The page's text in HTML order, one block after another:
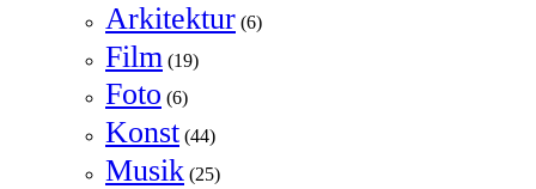
Arkitektur (6)
Film (19)
Foto (6)
Konst (44)
Musik (25)